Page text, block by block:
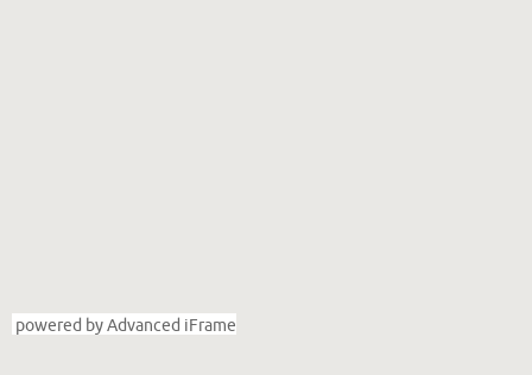
powered by Advanced iFrame